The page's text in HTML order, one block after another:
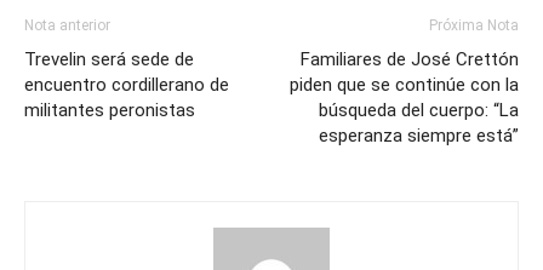
Nota anterior
Trevelin será sede de
encuentro cordillerano de
militantes peronistas
Próxima Nota
Familiares de José Crettón
piden que se continúe con la
búsqueda del cuerpo: “La
esperanza siempre está”